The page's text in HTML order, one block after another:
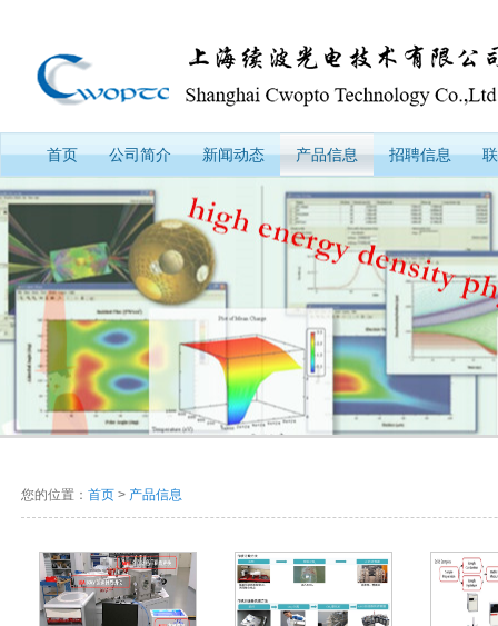
首页 公司简介 新闻动态 产品信息 招聘信息
您的位置： 首页 > 产品信息